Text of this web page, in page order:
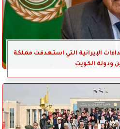
الإيرانية التي استهدفت مملكة
ودولة الكويت